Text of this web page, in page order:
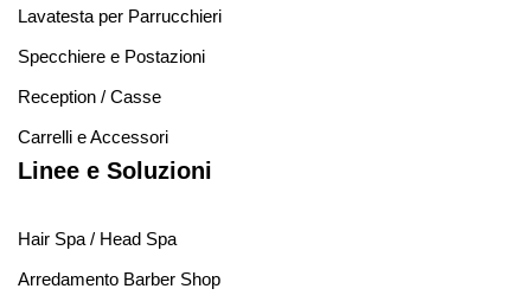
Lavatesta per Parrucchieri
Specchiere e Postazioni
Reception / Casse
Carrelli e Accessori
Linee e Soluzioni
Hair Spa / Head Spa
Arredamento Barber Shop